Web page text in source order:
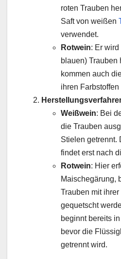
roten Trauben
Saft von weißen
verwendet.
Rotwein: Er wird
blauen) Trauben
kommen auch
ihren
Weißwein: Bei
die Trauben
Stielen getrennt.
findet erst nach
Rotwein: Hier
Maischegärung,
Trauben mit
gequetscht
beginnt bereits
bevor die
getrennt wird.